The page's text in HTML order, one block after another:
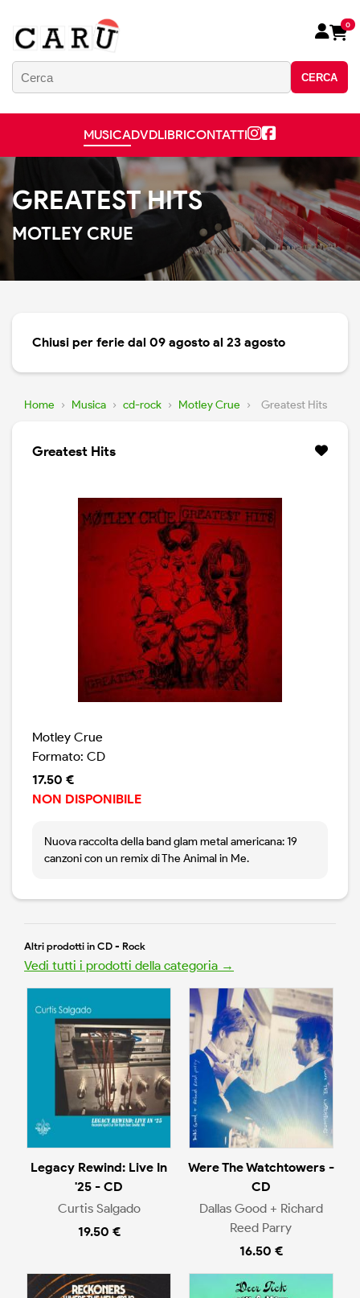
CERCA
0
MUSICADVDLIBRICONTATTI
GREATEST HITS
MOTLEY CRUE
Chiusi per ferie dal 09 agosto al 23 agosto
Home › Musica › cd-rock › Motley Crue › Greatest Hits
Greatest Hits
Motley Crue
Formato: CD
17.50 €
NON DISPONIBILE
Nuova raccolta della band glam metal americana: 19
canzoni con un remix di The Animal in Me.
Altri prodotti in CD - Rock
Vedi tutti i prodotti della categoria →
Legacy Rewind: Live In
'25 - CD
Curtis Salgado
19.50 €
Were The Watchtowers -
CD
Dallas Good + Richard
Reed Parry
16.50 €